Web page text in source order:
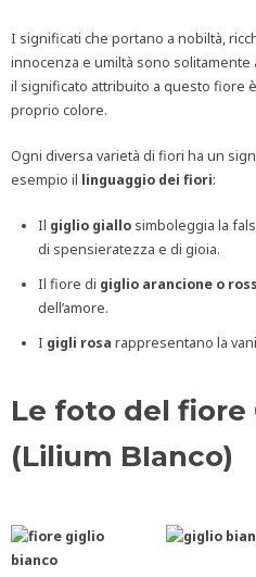
I significati che portano a nobiltà,
innocenza e umiltà sono solitamente
il significato attribuito a questo fiore
proprio colore.
Ogni diversa varietà di fiori ha un
esempio il linguaggio dei fiori:
Il giglio giallo simboleggia la
di spensieratezza e di gioia.
Il fiore di giglio arancione o
dell’amore.
I gigli rosa rappresentano la
Le foto del fiore
(Lilium BIanco)